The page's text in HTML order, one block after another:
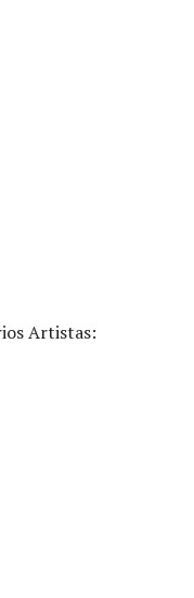
Artistas: